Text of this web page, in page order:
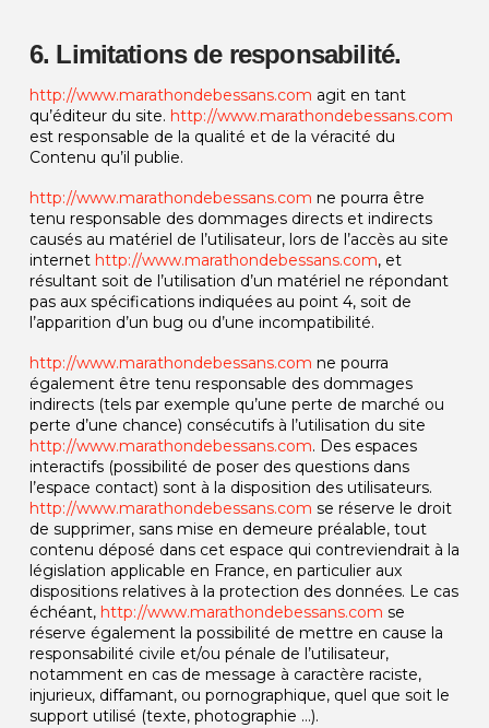
6. Limitations de responsabilité.
http://www.marathondebessans.com agit en tant
qu’éditeur du site. http://www.marathondebessans.com
est responsable de la qualité et de la véracité du
Contenu qu’il publie.
http://www.marathondebessans.com ne pourra être
tenu responsable des dommages directs et indirects
causés au matériel de l’utilisateur, lors de l’accès au site
internet http://www.marathondebessans.com, et
résultant soit de l’utilisation d’un matériel ne répondant
pas aux spécifications indiquées au point 4, soit de
l’apparition d’un bug ou d’une incompatibilité.
http://www.marathondebessans.com ne pourra
également être tenu responsable des dommages
indirects (tels par exemple qu’une perte de marché ou
perte d’une chance) consécutifs à l’utilisation du site
http://www.marathondebessans.com. Des espaces
interactifs (possibilité de poser des questions dans
l’espace contact) sont à la disposition des utilisateurs.
http://www.marathondebessans.com se réserve le droit
de supprimer, sans mise en demeure préalable, tout
contenu déposé dans cet espace qui contreviendrait à la
législation applicable en France, en particulier aux
dispositions relatives à la protection des données. Le cas
échéant, http://www.marathondebessans.com se
réserve également la possibilité de mettre en cause la
responsabilité civile et/ou pénale de l’utilisateur,
notamment en cas de message à caractère raciste,
injurieux, diffamant, ou pornographique, quel que soit le
support utilisé (texte, photographie …).